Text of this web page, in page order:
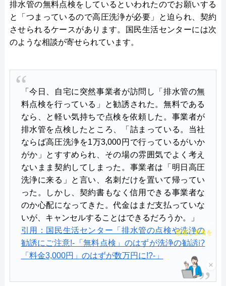
排水管の無料点検をしているといわれたのでお願いする
と「つまっているので高圧洗浄が必要」と迫られ、契約
させられるケースがあります。国民生活センターには次
のような相談が寄せられています。
「今日、自宅に突然事業者が訪問し「排水管の無
料点検を行っている」と勧誘された。無料である
なら、と軽い気持ちで点検を依頼した。事業者が
排水管を点検したところ、「詰まっている。当社
ならば高圧洗浄を1万3,000円で行っているがいか
がか」とすすめられ、その場の雰囲気でよく考え
ないまま契約してしまった。事業者は「明日高圧
洗浄に来る」と言い、名刺だけを置いて帰ってい
った。しかし、契約書もなく信用できる事業者な
のか心配になってきた。代金はまだ支払っていな
いが、キャンセルすることはできるだろうか。」
引用：国民生活センター「排水管の点検や洗浄の
勧誘にご注意!‐「無料点検」のはずが洗浄の勧誘!?
「料金3,000円」のはずが数万円に!?‐」
×
チャット診断で
最適な業者を
ご提案